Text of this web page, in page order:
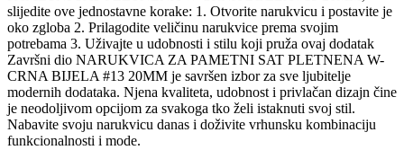
slijedite ove jednostavne korake: 1. Otvorite narukvicu i postavite je
oko zgloba 2. Prilagodite veličinu narukvice prema svojim
potrebama 3. Uživajte u udobnosti i stilu koji pruža ovaj dodatak
Završni dio NARUKVICA ZA PAMETNI SAT PLETNENA W-
CRNA BIJELA #13 20MM je savršen izbor za sve ljubitelje
modernih dodataka. Njena kvaliteta, udobnost i privlačan dizajn čine
je neodoljivom opcijom za svakoga tko želi istaknuti svoj stil.
Nabavite svoju narukvicu danas i doživite vrhunsku kombinaciju
funkcionalnosti i mode.